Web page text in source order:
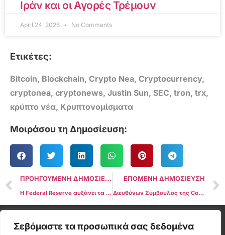
Σεβόμαστε τα προσωπικά σας δεδομένα
Ιράν και οι Αγορές Τρέμουν
April 24, 2026 No Comments
Ετικέτες:
Bitcoin, Blockchain, Crypto Nea, Cryptocurrency,
cryptonea, cryptonews, Justin Sun, SEC, tron, trx,
κρύπτο νέα, Κρυπτονομίσματα
Μοιράσου τη Δημοσίευση:
ΠΡΟΗΓΟΥΜΕΝΗ ΔΗΜΟΣΙΕΥΣΗ
Η Federal Reserve αυξάνει τα επιτόκια κατά 25 μονάδες βάσης
ΕΠΟΜΕΝΗ ΔΗΜΟΣΙΕΥΣΗ
Διευθύνων Σύμβουλος της Coinbase σχετικά με την ειδοποίηση Wells: H SEC είναι σαν διαιτητές ποδοσφαίρου σε ένα παιχνίδι pickleball